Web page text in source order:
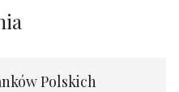
Polskich